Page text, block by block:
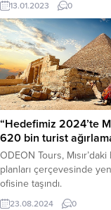
%6,8, tavuk eti üretimi
kesilen tavuk sayısı %1,2
hindi eti üretimi %1,4
Kasım döneminde bir
aynı dönemine göre
sayısı %9,8, tavuk eti
hindi eti üretimi %7,5 ve
yumurtası...
13.01.2023 0
“Hedefimiz 2024’te
620 bin turist
ODEON Tours,
planları çerçevesinde
ofisine taşındı.
23.08.2024 0